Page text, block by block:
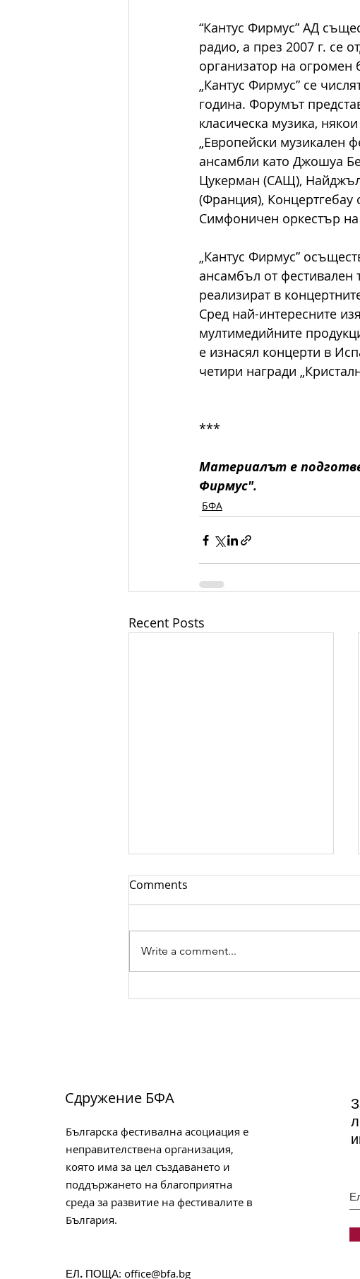
“Кантус Фирмус” АД
радио, а през 2007 г. се
организатор на
„Кантус Фирмус” се
година. Форумът
класическа музика,
„Европейски музикален
ансамбли като Джошуа
Цукерман (САЩ),
(Франция),
Симфоничен оркестър
„Кантус Фирмус”
ансамбъл от фестивален
реализират в
Сред най-интересните
мултимедийните
е изнасял концерти в
четири награди
***
Материалът е
Фирмус".
БФА
Recent Posts
Comments
Write a comment...
Сдружение БФА
Българска фестивална асоциация е
неправителствена организация,
която има за цел създаването и
поддържането на благоприятна
среда за развитие на фестивалите в
България.
ЕЛ. ПОЩА: office@bfa.bg